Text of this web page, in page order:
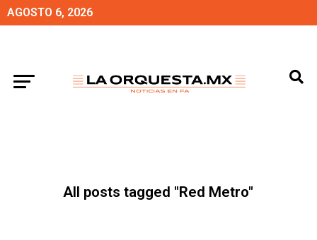
AGOSTO 6, 2026
All posts tagged "Red Metro"